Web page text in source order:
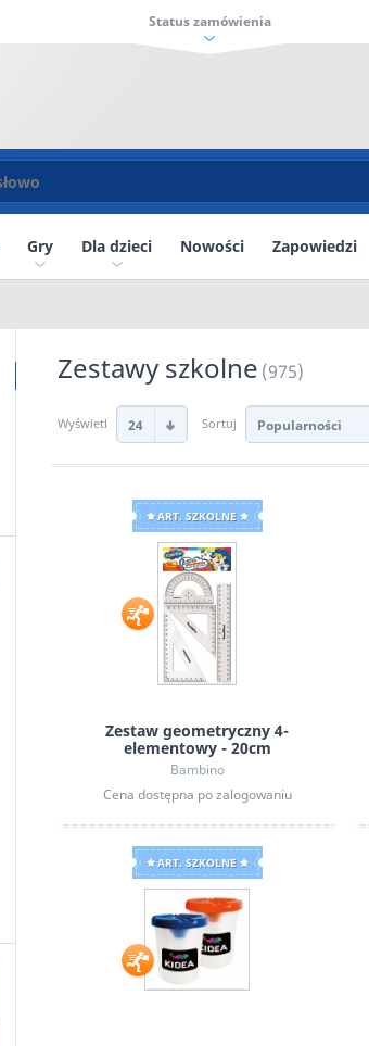
Status zamówienia
Gry Dla dzieci Nowości Zapowiedzi
Zestawy szkolne (975)
Wyświetl 24 Sortuj Popularności
ART. SZKOLNE
Zestaw geometryczny 4-
elementowy - 20cm
Bambino
Cena dostępna po zalogowaniu
ART. SZKOLNE